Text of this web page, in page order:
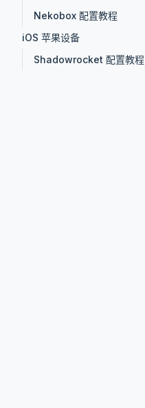
Nekobox 配置教程
iOS 苹果设备
Shadowrocket 配置教程